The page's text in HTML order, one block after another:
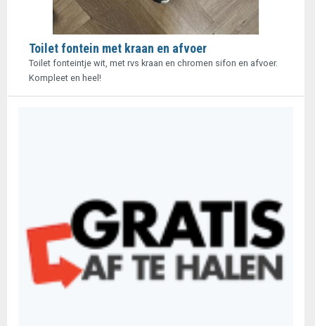
Toilet fontein met kraan en afvoer
Toilet fonteintje wit, met rvs kraan en chromen sifon en afvoer.
Kompleet en heel!